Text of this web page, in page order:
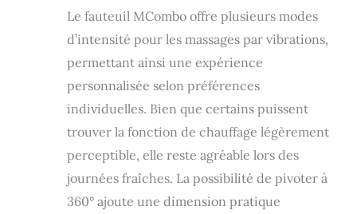
: L'élément
chauffant intégré
au dossier permet
une relaxation
couper la
circulation
sanguine et rend
les massages
agréables et
efficaces. Repose-
le repose-pieds
Le fauteuil MCombo offre plusieurs modes
d’intensité pour les massages par vibrations,
permettant ainsi une expérience
personnalisée selon préférences
individuelles. Bien que certains puissent
trouver la fonction de chauffage légèrement
perceptible, elle reste agréable lors des
journées fraîches. La possibilité de pivoter à
360° ajoute une dimension pratique